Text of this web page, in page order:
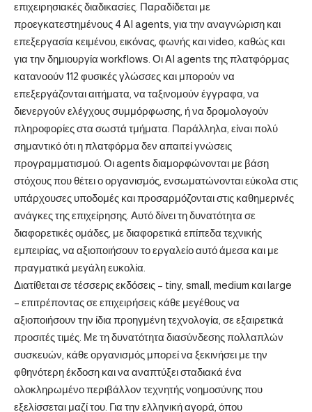
επιχειρησιακές διαδικασίες. Παραδίδεται με
προεγκατεστημένους 4 AI agents, για την αναγνώριση και
επεξεργασία κειμένου, εικόνας, φωνής και video, καθώς και
για την δημιουργία workflows. Οι AI agents της πλατφόρμας
κατανοούν 112 φυσικές γλώσσες και μπορούν να
επεξεργάζονται αιτήματα, να ταξινομούν έγγραφα, να
διενεργούν ελέγχους συμμόρφωσης, ή να δρομολογούν
πληροφορίες στα σωστά τμήματα. Παράλληλα, είναι πολύ
σημαντικό ότι η πλατφόρμα δεν απαιτεί γνώσεις
προγραμματισμού. Οι agents διαμορφώνονται με βάση
στόχους που θέτει ο οργανισμός, ενσωματώνονται εύκολα στις
υπάρχουσες υποδομές και προσαρμόζονται στις καθημερινές
ανάγκες της επιχείρησης. Αυτό δίνει τη δυνατότητα σε
διαφορετικές ομάδες, με διαφορετικά επίπεδα τεχνικής
εμπειρίας, να αξιοποιήσουν το εργαλείο αυτό άμεσα και με
πραγματικά μεγάλη ευκολία.
Διατίθεται σε τέσσερις εκδόσεις – tiny, small, medium και large
– επιτρέποντας σε επιχειρήσεις κάθε μεγέθους να
αξιοποιήσουν την ίδια προηγμένη τεχνολογία, σε εξαιρετικά
προσιτές τιμές. Με τη δυνατότητα διασύνδεσης πολλαπλών
συσκευών, κάθε οργανισμός μπορεί να ξεκινήσει με την
φθηνότερη έκδοση και να αναπτύξει σταδιακά ένα
ολοκληρωμένο περιβάλλον τεχνητής νοημοσύνης που
εξελίσσεται μαζί του. Για την ελληνική αγορά, όπου